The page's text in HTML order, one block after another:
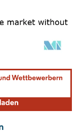
Namensnennung gemäß